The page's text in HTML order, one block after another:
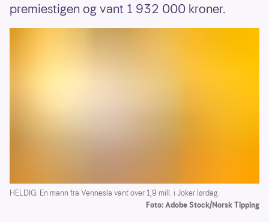
premiestigen og vant 1 932 000 kroner.
HELDIG: En mann fra Vennesla vant over 1,9 mill. i Joker lørdag.
Foto: Adobe Stock/Norsk Tipping